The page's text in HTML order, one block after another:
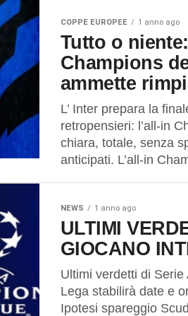
COPPE EUROPEE 1 anno ago
Tutto o
Champions
ammette
L’ Inter prepara la
retropensieri: l’all-in
chiara, totale, senza
anticipati. L’all-in
NEWS 1 anno ago
ULTIMI
GIOCANO
Ultimi verdetti di
Lega stabilirà date e
Ipotesi spareggio